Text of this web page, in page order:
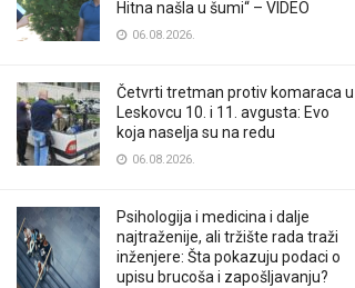
Hitna našla u šumi“ – VIDEO
06.08.2026.
Četvrti tretman protiv komaraca u
Leskovcu 10. i 11. avgusta: Evo
koja naselja su na redu
06.08.2026.
Psihologija i medicina i dalje
najtraženije, ali tržište rada traži
inženjere: Šta pokazuju podaci o
upisu brucoša i zapošljavanju?